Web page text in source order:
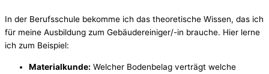
In der Berufsschule bekomme ich das theoretische Wissen, das ich
für meine Ausbildung zum Gebäudereiniger/-in brauche. Hier lerne
ich zum Beispiel:
Materialkunde: Welcher Bodenbelag verträgt welche